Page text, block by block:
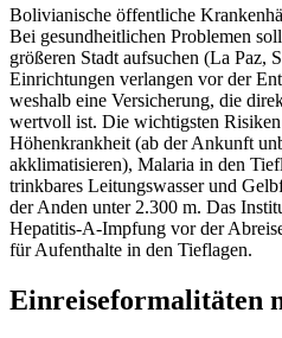
Bolivianische öffentliche
Bei gesundheitlichen Problemen
größeren Stadt aufsuchen (La Paz,
Einrichtungen verlangen vor der
weshalb eine Versicherung, die
wertvoll ist. Die wichtigsten
Höhenkrankheit (ab der Ankunft
akklimatisieren), Malaria in den
trinkbares Leitungswasser und
der Anden unter 2.300 m. Das
Hepatitis-A-Impfung vor der
für Aufenthalte in den Tieflagen.
Einreiseformalitäten